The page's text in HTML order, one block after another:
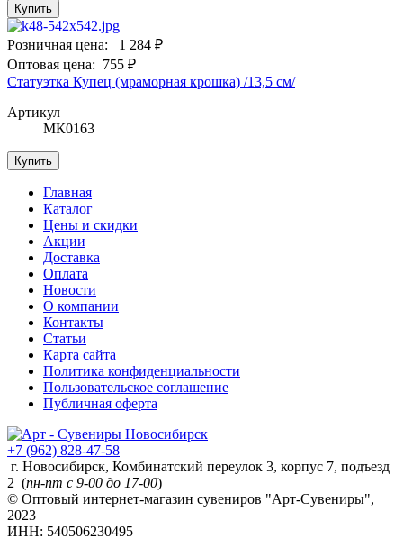
Купить
Розничная цена:
1 284 ₽
Оптовая цена: 755 ₽
Статуэтка Купец (мраморная крошка) /13,5 см/
Артикул
МК0163
Купить
Главная
Каталог
Цены и скидки
Акции
Доставка
Оплата
Новости
О компании
Контакты
Статьи
Карта сайта
Политика конфиденциальности
Пользовательское соглашение
Публичная оферта
+7 (962) 828-47-58
г. Новосибирск, Комбинатский переулок 3, корпус 7, подъезд
2 (пн-пт с 9-00 до 17-00)
© Оптовый интернет-магазин сувениров "Арт-Сувениры",
2023
ИНН: 540506230495